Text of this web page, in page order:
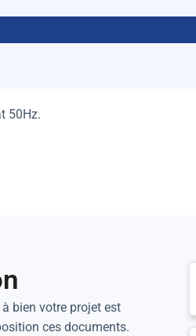
50Hz.
bien votre projet est
ces documents.